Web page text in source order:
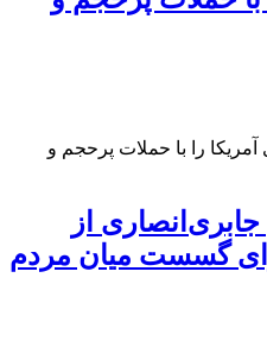
را با حملات پرحجم‌‌ و
جابری‌انصاری از
گسست میان مردم